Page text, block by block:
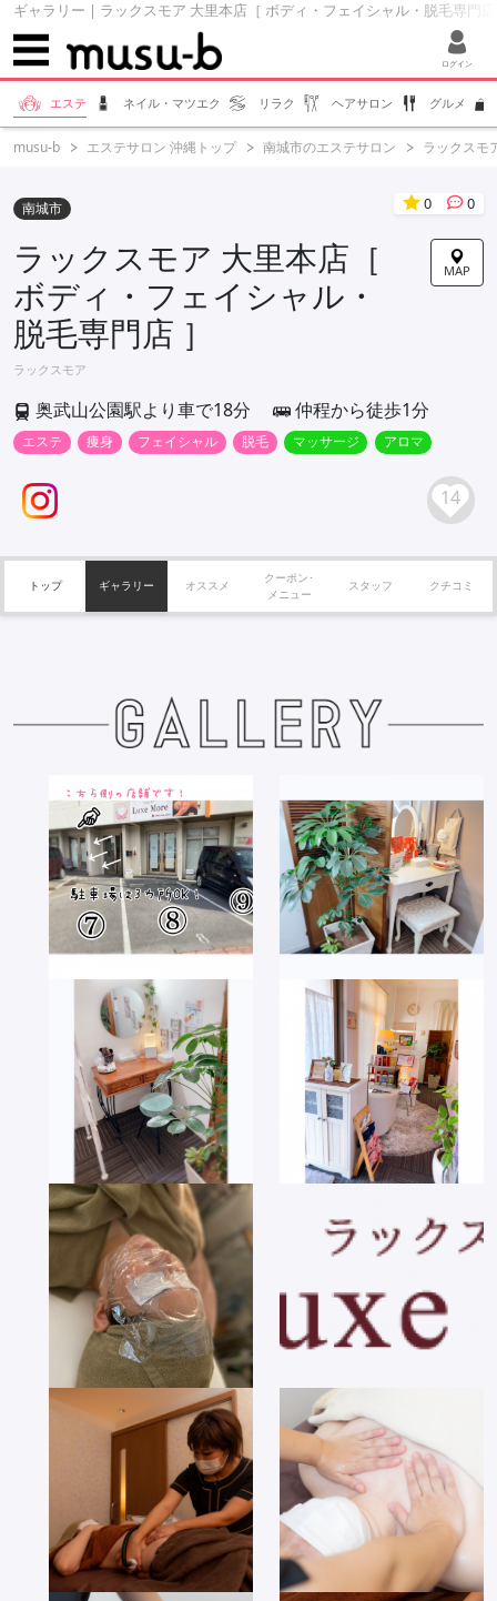
ギャラリー | ラックスモア 大里本店［ ボディ・フェイシャル・脱毛専門
ログイン
エステ ネイル・マツエク リラク ヘアサロン グルメ
musu-b エステサロン 沖縄トップ 南城市のエステサロン ラックスモ
南城市 0 0
MAP
ラックスモア 大里本店［
ボディ・フェイシャル・
脱毛専門店 ］
ラックスモア
奥武山公園駅より車で18分 仲程から徒歩1分
エステ 痩身 フェイシャル 脱毛 マッサージ アロマ
14
トップ ギャラリー オススメ
クーポン･
メニュー
スタッフ クチコミ